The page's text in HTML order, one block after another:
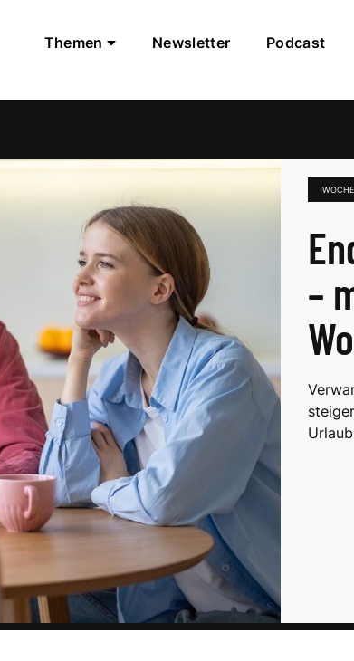
Themen Newsletter Podcast
–